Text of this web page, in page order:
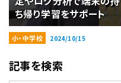
ち帰り学習をサポート
小・中学校 2024/10/15
記事を検索